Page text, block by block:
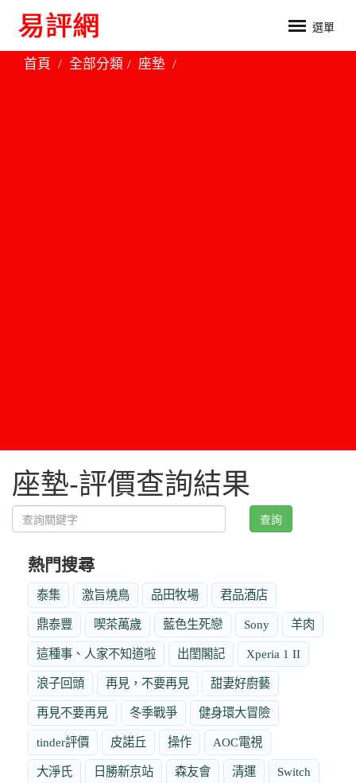
選單
首頁 全部分類 座墊
座墊-評價查詢結果
查詢
熱門搜尋
泰集 激旨燒鳥 品田牧場 君品酒店
鼎泰豐 喫茶萬歲 藍色生死戀 Sony 羊肉
這種事、人家不知道啦 出閨閣記 Xperia 1 II
浪子回頭 再見，不要再見 甜妻好廚藝
再見不要再見 冬季戰爭 健身環大冒險
tinder評價 皮諾丘 操作 AOC電視
大淨氏 日勝新京站 森友會 清運 Switch